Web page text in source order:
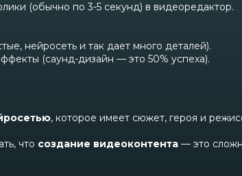
(обычно по 3-5 секунд) в видеоредактор.
нейросеть и так дает много деталей).
(саунд-дизайн — это 50% успеха).
, которое имеет сюжет, героя и
что создание видеоконтента — это